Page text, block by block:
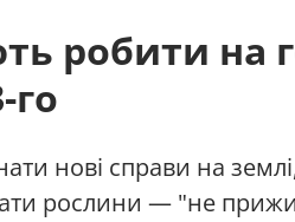
робити на
го
нові справи на
рослини — "не